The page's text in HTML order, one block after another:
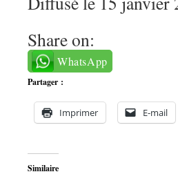
Share on:
WhatsApp
Partager :
Imprimer E-mail
Similaire